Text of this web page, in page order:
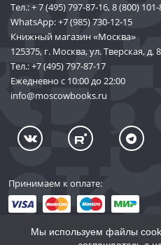
Тел.:+ 7 (495) 797-87-16,8 (800)
WhatsApp:+7 (985) 730-12-15
Книжный магазин «Москва»
125375, г. Москва, ул. Тверская, д.
Тел.:+7 (495) 797-87-17
Ежедневно с 10:00 до 22:00
info@moscowbooks.ru
Принимаем к оплате:
Мы используем файлы